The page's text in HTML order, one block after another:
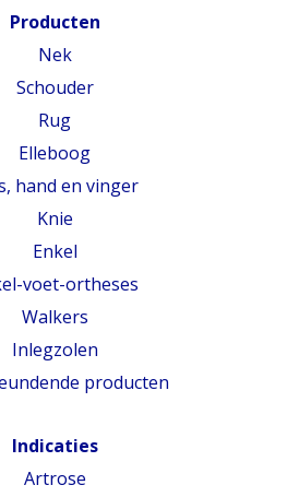
Producten
Nek
Schouder
Rug
Elleboog
hand en vinger
Knie
Enkel
voet-ortheses
Walkers
Inlegzolen
producten
Indicaties
Artrose